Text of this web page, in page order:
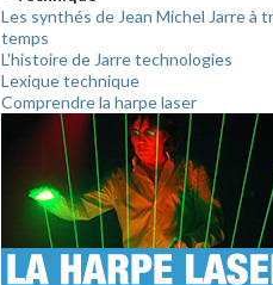
Les synthés de Jean Michel Jarre à
temps
L'histoire de Jarre technologies
Lexique technique
Comprendre la harpe laser